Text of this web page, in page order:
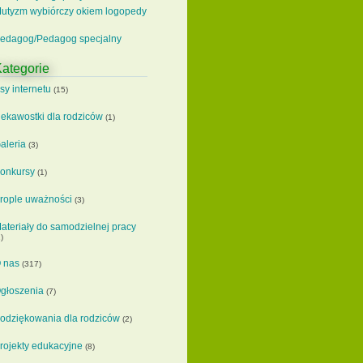
wybiórczy okiem logopedy
Pedagog specjalny
internetu (15)
dla rodziców(1)
(3)
(1)
uważności (3)
do samodzielnej pracy
nas(317)
(7)
dla rodziców(2)
edukacyjne (8)